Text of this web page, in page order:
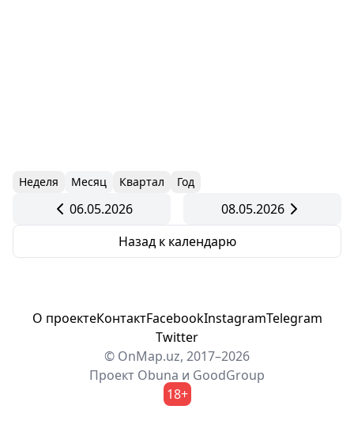
Неделя Месяц Квартал Год
06.05.2026
08.05.2026
Назад к календарю
О проектеКонтактFacebookInstagramTelegram
Twitter
© OnMap.uz, 2017–2026
Проект Obuna и GoodGroup
18+